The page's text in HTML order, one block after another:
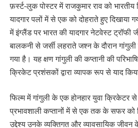
फ़र्स्ट-लुक पोस्टर में राजकुमार राव को
यादगार पलों में से एक को दोहराते हुए दिखाया
में इंग्लैंड पर भारत की यादगार नेटवेस्ट ट्रॉफी
बालकनी से जर्सी लहराते जश्न के दौरान
गया है। यह क्षण गांगुली की कप्तानी की
क्रिकेट प्रशंसकों द्वारा व्यापक रूप से याद
फिल्म में गांगुली के एक होनहार युवा
प्रभावशाली कप्तानों में से एक तक के सफर को
उद्देश्य उनके व्यक्तिगत और व्यावसायिक जीवन